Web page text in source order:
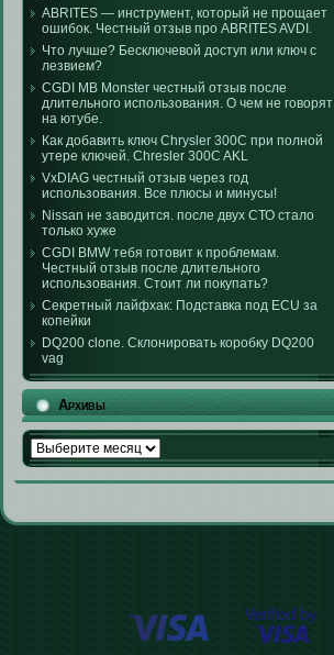
ABRITES — инструмент, который не прощает
ошибок. Честный отзыв про ABRITES AVDI.
Что лучше? Бесключевой доступ или ключ с
лезвием?
CGDI MB Monster честный отзыв после
длительного использования. О чем не говорят
на ютубе.
Как добавить ключ Chrysler 300C при полной
утере ключей. Chresler 300C AKL
VxDIAG честный отзыв через год
использования. Все плюсы и минусы!
Nissan не заводится. после двух СТО стало
только хуже
CGDI BMW тебя готовит к проблемам.
Честный отзыв после длительного
использования. Стоит ли покупать?
Секретный лайфхак: Подставка под ECU за
копейки
DQ200 clone. Склонировать коробку DQ200
vag
Архивы
Архивы